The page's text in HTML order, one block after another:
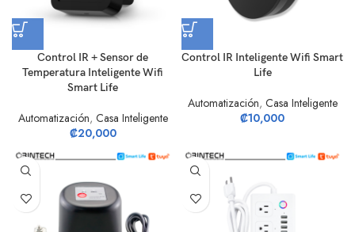
Control IR + Sensor de
Temperatura Inteligente Wifi
Smart Life
Automatización, Casa Inteligente
₡20,000
Control IR Inteligente Wifi Smart
Life
Automatización, Casa Inteligente
₡10,000